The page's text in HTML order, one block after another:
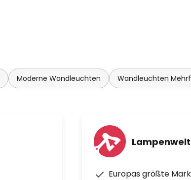
Moderne Wandleuchten Wandleuchten
Europas größte